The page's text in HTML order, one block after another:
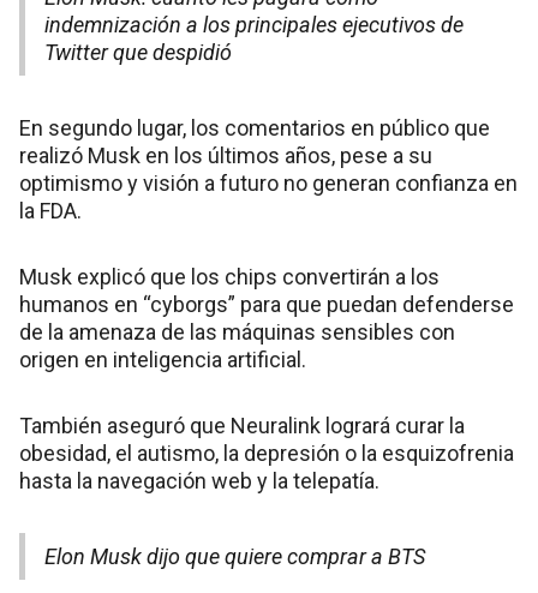
indemnización a los principales ejecutivos de
Twitter que despidió
En segundo lugar, los comentarios en público que
realizó Musk en los últimos años, pese a su
optimismo y visión a futuro no generan confianza en
la FDA.
Musk explicó que los chips convertirán a los
humanos en “cyborgs” para que puedan defenderse
de la amenaza de las máquinas sensibles con
origen en inteligencia artificial.
También aseguró que Neuralink logrará curar la
obesidad, el autismo, la depresión o la esquizofrenia
hasta la navegación web y la telepatía.
Elon Musk dijo que quiere comprar a BTS